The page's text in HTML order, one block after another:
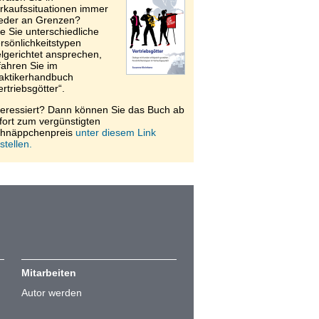
immer
an Grenzen?
Sie unterschiedliche
ansprechen,
Sie im
Dann können Sie das Buch ab
zum vergünstigten
unter diesem Link
Mitarbeiten
Autor werden